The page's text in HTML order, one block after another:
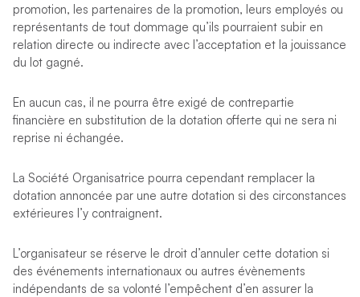
promotion, les partenaires de la promotion, leurs employés ou
représentants de tout dommage qu’ils pourraient subir en
relation directe ou indirecte avec l’acceptation et la jouissance
du lot gagné.
En aucun cas, il ne pourra être exigé de contrepartie
financière en substitution de la dotation offerte qui ne sera ni
reprise ni échangée.
La Société Organisatrice pourra cependant remplacer la
dotation annoncée par une autre dotation si des circonstances
extérieures l’y contraignent.
L’organisateur se réserve le droit d’annuler cette dotation si
des événements internationaux ou autres évènements
indépendants de sa volonté l’empêchent d’en assurer la